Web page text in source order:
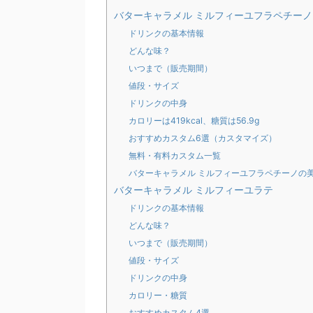
バターキャラメル ミルフィーユフラペチーノ
ドリンクの基本情報
どんな味？
いつまで（販売期間）
値段・サイズ
ドリンクの中身
カロリーは419kcal、糖質は56.9g
おすすめカスタム6選（カスタマイズ）
無料・有料カスタム一覧
バターキャラメル ミルフィーユフラペチーノの
バターキャラメル ミルフィーユラテ
ドリンクの基本情報
どんな味？
いつまで（販売期間）
値段・サイズ
ドリンクの中身
カロリー・糖質